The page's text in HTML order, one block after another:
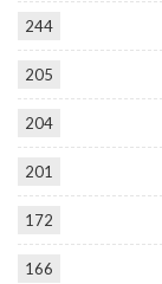
244
205
204
201
172
166